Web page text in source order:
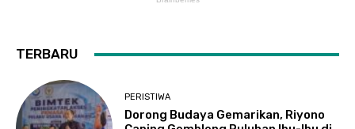
TERBARU
PERISTIWA
Dorong Budaya Gemarikan, Riyono